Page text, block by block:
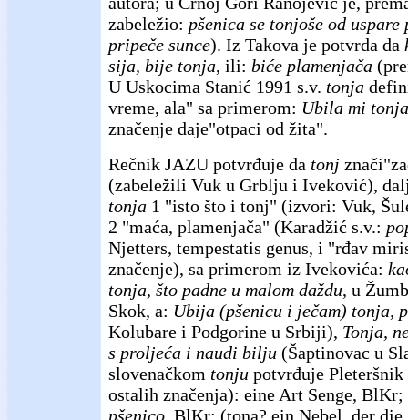
zabeležio: pšenica se tonjoše od uspare
pripeče sunce). Iz Takova je potvrda da
sija, bije tonja, ili: biće plamenjača
U Uskocima Stanić 1991 s.v. tonja
vreme, ala" sa primerom: Ubila mi
značenje daje"otpaci od žita".
Rečnik JAZU potvrđuje da tonj
(zabeležili Vuk u Grblju i Iveković),
tonja 1 "isto što i tonj" (izvori: Vuk,
2 "maća, plamenjača" (Karadžić s.v.:
Njetters, tempestatis genus, i "rđav
značenje), sa primerom iz Ivekovića:
tonja, što padne u malom daždu, u
Skok, a: Ubija (pšenicu i ječam) tonja,
Kolubare i Podgorine u Srbiji), Tonja,
s proljeća i naudi bilju (Šaptinovac u
slovenačkom tonju potvrđuje Pleteršnik
ostalih značenja): eine Art Senge, BlKr;
pšenico, BlKr; (tona? ein Nebel, der die